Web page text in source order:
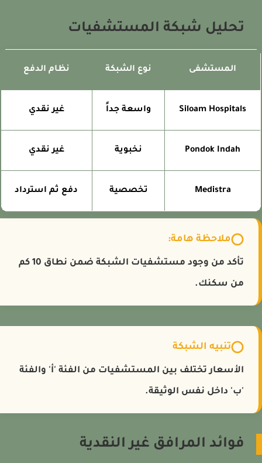
تحليل شبكة المستشفيات
المستشفى نوع الشبكة نظام الدفع
Siloam Hospitals واسعة جداً غير نقدي
Pondok Indah نخبوية غير نقدي
Medistra تخصصية دفع ثم استرداد
ملاحظة هامة:
تأكد من وجود مستشفيات الشبكة ضمن نطاق 10 كم
من سكنك.
تنبيه الشبكة
الأسعار تختلف بين المستشفيات من الفئة 'أ' والفئة
'ب' داخل نفس الوثيقة.
فوائد المرافق غير النقدية